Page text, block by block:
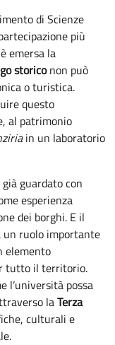
di Scienze
più
emersa la
storiconon può
o turistica.
questo
al patrimonio
in un laboratorio
guardato con
esperienza
dei borghi. E il
un ruolo importante
elemento
tutto il territorio.
l’università possa
laTerza
culturali e